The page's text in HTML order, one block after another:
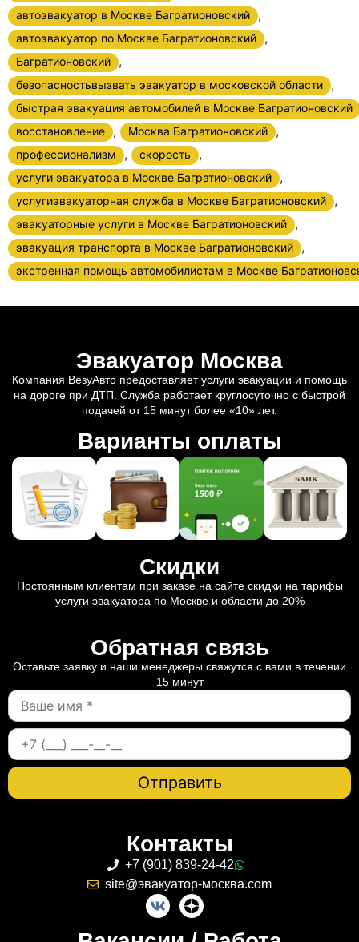
автоэвакуатор в Москве Багратионовский ,
автоэвакуатор по Москве Багратионовский ,
Багратионовский ,
безопасностьвызвать эвакуатор в московской области ,
быстрая эвакуация автомобилей в Москве Багратионовский
восстановление
, Москва Багратионовский ,
профессионализм , скорость ,
услуги эвакуатора в Москве Багратионовский ,
услугиэвакуаторная служба в Москве Багратионовский ,
эвакуаторные услуги в Москве Багратионовский ,
эвакуация транспорта в Москве Багратионовский ,
экстренная помощь автомобилистам в Москве
Эвакуатор Москва
Компания ВезуАвто предоставляет услуги эвакуации и помощь
на дороге при ДТП. Служба работает круглосуточно с быстрой
подачей от 15 минут более «10» лет.
Варианты оплаты
Скидки
Постоянным клиентам при заказе на сайте скидки на тарифы
услуги эвакуатора по Москве и области до 20%
Обратная связь
Оставьте заявку и наши менеджеры свяжутся с вами в течении
15 минут
Контакты
+7 (901) 839-24-42
site@эвакуатор-москва.com